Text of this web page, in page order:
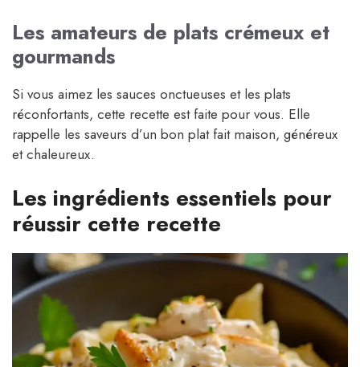
Les amateurs de plats crémeux et
gourmands
Si vous aimez les sauces onctueuses et les plats
réconfortants, cette recette est faite pour vous. Elle
rappelle les saveurs d’un bon plat fait maison, généreux
et chaleureux.
Les ingrédients essentiels pour
réussir cette recette